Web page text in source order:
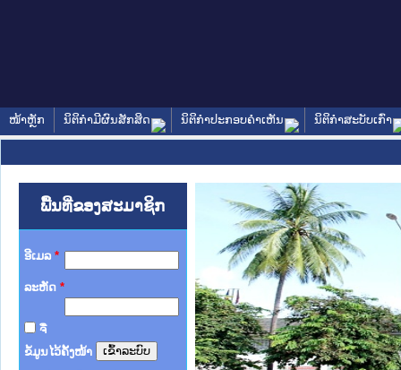
ໜ້າຫຼັກ ນິຕິກໍາມີຜົນສັກສິດ ນິຕິກໍາປະກອບຄໍາເຫັນ ນິຕິກໍາສະບັບເກົ່າ
ພື້ນທີ່ຂອງສະມາຊິກ
ອີເມລ *
ລະຫັດ *
ຈື່
ຂໍ້ມູນໄວ້ຄັ້ງໜ້າ